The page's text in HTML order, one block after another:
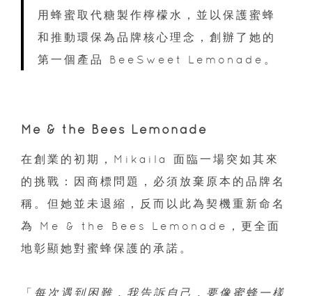
用蜂蜜取代糖製作檸檬水，並以保護蜜蜂
和推動環保為品牌核心理念，創辦了她的
第一個產品 BeeSweet Lemonade。
Me & the Bees Lemonade
在創業的初期，Mikaila 面臨一場突如其來
的挑戰：因商標問題，必須放棄原本的品牌名
稱。但她並未退縮，反而以此為契機重新命名
為 Me & the Bees Lemonade，更全面
地彰顯她對蜜蜂保護的承諾。
「 每次遇到困難，我告訴自己，要像蜜蜂一樣